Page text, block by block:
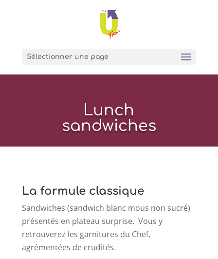
Sélectionner une page
Lunch
sandwiches
La formule classique
Sandwiches (sandwich blanc mous non sucré)
présentés en plateau surprise. Vous y
retrouverez les garnitures du Chef,
agrémentées de crudités.